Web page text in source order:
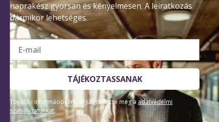
naprakész gyorsan és kényelmesen. A leiratkozás
bármikor lehetséges.
E-mail
TÁJÉKOZTASSANAK
További információkért kérjük, tekintse meg a adatvédelmi
szabályzatunkat.